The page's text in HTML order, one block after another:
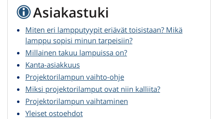
Asiakastuki
Miten eri lampputyypit eriävät toisistaan? Mikä
lamppu sopisi minun tarpeisiin?
Millainen takuu lampuissa on?
Kanta-asiakkuus
Projektorilampun vaihto-ohje
Miksi projektorilamput ovat niin kalliita?
Projektorilampun vaihtaminen
Yleiset ostoehdot